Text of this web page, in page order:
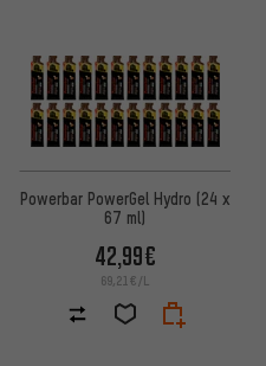
Powerbar PowerGel Hydro (24 x
67 ml)
42,99€
69,21€/L